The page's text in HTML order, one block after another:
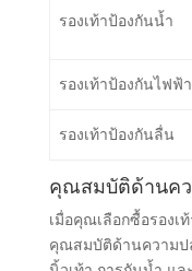
รองเท้าป้องกันน้ำ
รองเท้าป้องกันไฟฟ้า
รองเท้าป้องกันลื่น
คุณสมบัติด้านค
เมื่อคุณเลือกซื้อรอง
คุณสมบัติด้านความป